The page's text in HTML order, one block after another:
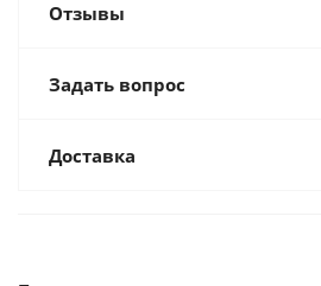
Отзывы
Задать вопрос
Доставка